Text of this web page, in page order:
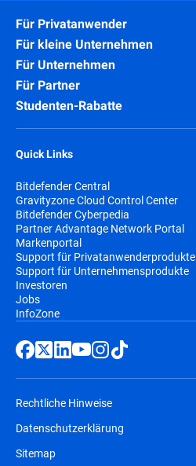
Für Privatanwender
Für kleine Unternehmen
Für Unternehmen
Für Partner
Studenten-Rabatte
Quick Links
Bitdefender Central
Gravityzone Cloud Control Center
Bitdefender Cyberpedia
Partner Advantage Network Portal
Markenportal
Support für Privatanwenderprodukte
Support für Unternehmensprodukte
Investoren
Jobs
InfoZone
Rechtliche Hinweise
Datenschutzerklärung
Sitemap